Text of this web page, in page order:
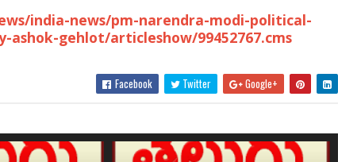
india-news/pm-narendra-modi-political-
gehlot/articleshow/99452767.cms
Facebook Twitter Google+